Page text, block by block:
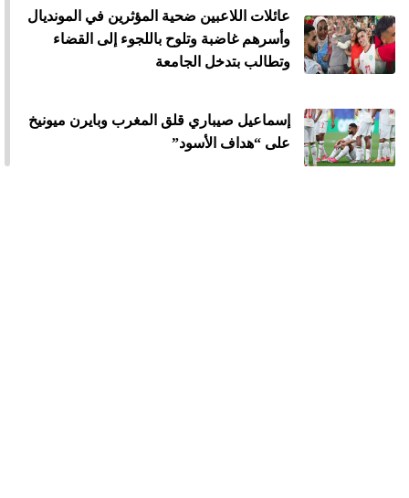
عائلات اللاعبين ضحية المؤثرين في المونديال
وأسرهم غاضبة وتلوح باللجوء إلى القضاء
وتطالب بتدخل الجامعة
إسماعيل صيباري قلق المغرب وبايرن ميونيخ
على “هداف الأسود”